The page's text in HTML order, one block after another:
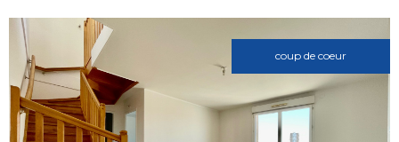
coup de coeur